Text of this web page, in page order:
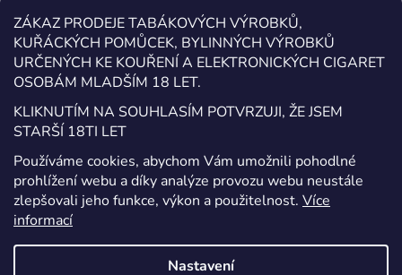
ZÁKAZ PRODEJE TABÁKOVÝCH VÝROBKŮ,
KUŘÁCKÝCH POMŮCEK, BYLINNÝCH VÝROBKŮ
URČENÝCH KE KOUŘENÍ A ELEKTRONICKÝCH CIGARET
OSOBÁM MLADŠÍM 18 LET.
KLIKNUTÍM NA SOUHLASÍM POTVRZUJI, ŽE JSEM
STARŠÍ 18TI LET
Používáme cookies, abychom Vám umožnili pohodlné
prohlížení webu a díky analýze provozu webu neustále
zlepšovali jeho funkce, výkon a použitelnost. Více
informací
Nastavení
Odebírat newsletter
Vložte svůj e-mail a my vám budeme zasílat informace o
nových produktech na našem e-shopu.
E-mail
Vložením e-mailu souhlasíte s
podmínkami ochrany
osobních údajů
PŘIHLÁSIT SE